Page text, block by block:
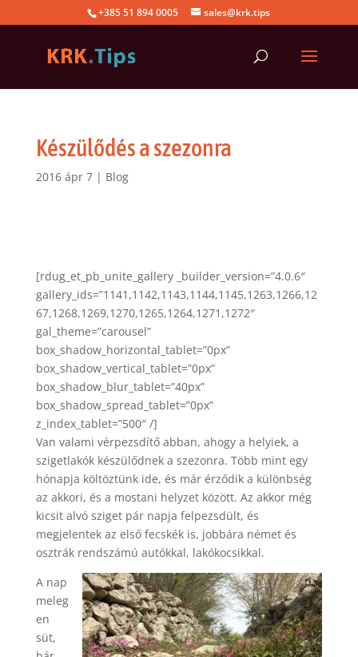
+385 51 894 0005 sales@krk.tips
Készülődés a szezonra
2016 ápr 7| Blog
[rdug_et_pb_unite_gallery _builder_version=”4.0.6″
gallery_ids=”1141,1142,1143,1144,1145,1263,1266,12
67,1268,1269,1270,1265,1264,1271,1272″
gal_theme=”carousel”
box_shadow_horizontal_tablet=”0px”
box_shadow_vertical_tablet=”0px”
box_shadow_blur_tablet=”40px”
box_shadow_spread_tablet=”0px”
z_index_tablet=”500″ /]
Van valami vérpezsdítő abban, ahogy a helyiek, a
szigetlakók készülődnek a szezonra. Több mint egy
hónapja költöztünk ide, és már érződik a különbség
az akkori, és a mostani helyzet között. Az akkor még
kicsit alvó sziget pár napja felpezsdült, és
megjelentek az első fecskék is, jobbára német és
osztrák rendszámú autókkal, lakókocsikkal.
A nap
meleg
en
süt,